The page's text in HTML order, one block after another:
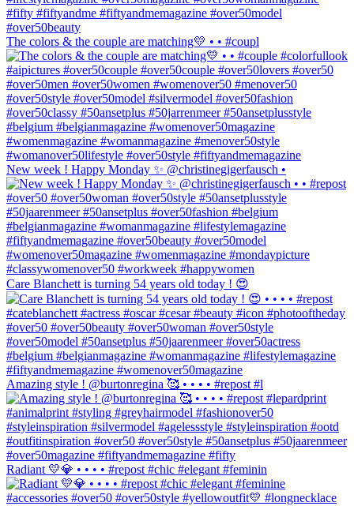
The colors & the couple are matching💛 • • #coupl
New week ! Happy Monday ✨ @christinegigerfausch •
Care Blanchett is turning 54 years old today ! 😍
Amazing style ! @burtonregina 🥰 • • • • #repost #l
Radiant 💛💎 • • • • #repost #chic #elegant #feminin